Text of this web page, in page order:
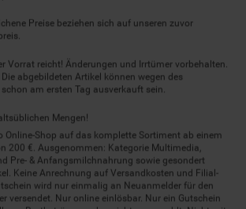
Preise beziehen sich auf unseren zuvor
Vorrat reicht! Änderungen und Irrtümer vorbehalten.
abgebildeten Artikel können wegen des
am ersten Tag ausverkauft sein.
Mengen!
Online-Shop auf das komplette Sortiment ab einem
200 €. Ausgenommen: Kategorie Multimedia,
Pre- & Anfangsmilchnahrung sowie gesondert
Keine Anrechnung auf Versandkosten und Filial-
wird nur einmalig an Neuanmelder für den
versendet. Nur online einlösbar. Nur ein Gutschein